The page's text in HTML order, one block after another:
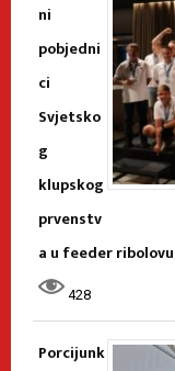
ni
pobjedni
ci
Svjetsko
g
klupskog
prvenstv
a u feeder ribolovu
428
Porcijunk